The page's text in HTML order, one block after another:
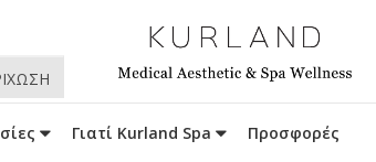
Γιατί Kurland Spa Προσφορές